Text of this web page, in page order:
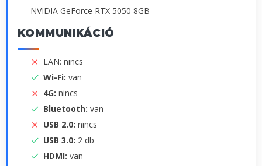
NVIDIA GeForce RTX 5050 8GB
KOMMUNIKÁCIÓ
LAN: nincs
Wi-Fi: van
4G: nincs
Bluetooth: van
USB 2.0: nincs
USB 3.0: 2 db
HDMI: van